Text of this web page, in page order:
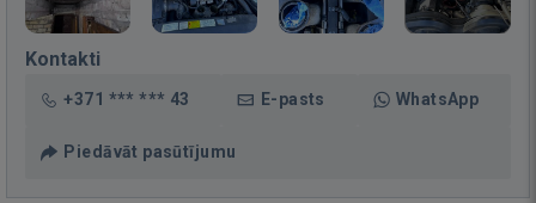
Kontakti
+371 *** *** 43 E-pasts WhatsApp
Piedāvāt pasūtījumu